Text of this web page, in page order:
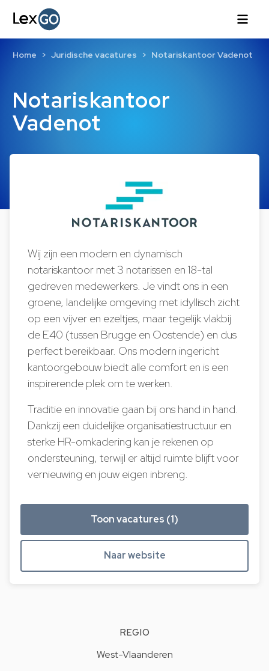
Notariskantoor
Vadenot
Home Juridische vacatures Notariskantoor Vadenot
Wij zijn een modern en dynamisch
notariskantoor met 3 notarissen en 18-tal
gedreven medewerkers. Je vindt ons in een
groene, landelijke omgeving met idyllisch zicht
op een vijver en ezeltjes, maar tegelijk vlakbij
de E40 (tussen Brugge en Oostende) en dus
perfect bereikbaar. Ons modern ingericht
kantoorgebouw biedt alle comfort en is een
inspirerende plek om te werken.
Traditie en innovatie gaan bij ons hand in hand.
Dankzij een duidelijke organisatiestructuur en
sterke HR-omkadering kan je rekenen op
ondersteuning, terwijl er altijd ruimte blijft voor
vernieuwing en jouw eigen inbreng.
Toon vacatures (1)
Naar website
REGIO
West-Vlaanderen